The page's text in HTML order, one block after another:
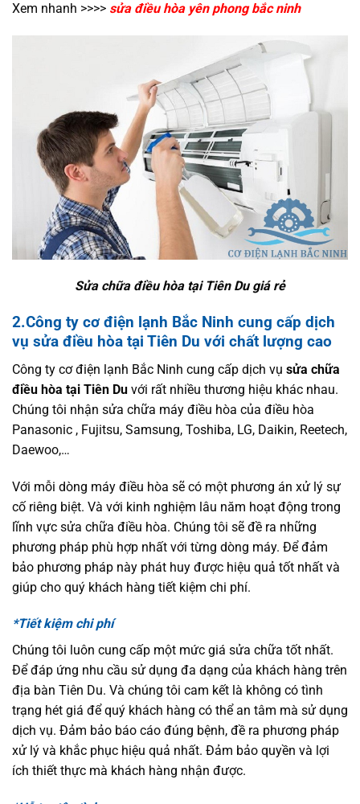
Xem nhanh >>>> sửa điều hòa yên phong bắc ninh
Sửa chữa điều hòa tại Tiên Du giá rẻ
2.Công ty cơ điện lạnh Bắc Ninh cung cấp dịch
vụ sửa điều hòa tại Tiên Du với chất lượng cao
Công ty cơ điện lạnh Bắc Ninh cung cấp dịch vụ sửa chữa
điều hòa tại Tiên Du với rất nhiều thương hiệu khác nhau.
Chúng tôi nhận sửa chữa máy điều hòa của điều hòa
Panasonic , Fujitsu, Samsung, Toshiba, LG, Daikin, Reetech,
Daewoo,…
Với mỗi dòng máy điều hòa sẽ có một phương án xử lý sự
cố riêng biệt. Và với kinh nghiệm lâu năm hoạt động trong
lĩnh vực sửa chữa điều hòa. Chúng tôi sẽ đề ra những
phương pháp phù hợp nhất với từng dòng máy. Để đảm
bảo phương pháp này phát huy được hiệu quả tốt nhất và
giúp cho quý khách hàng tiết kiệm chi phí.
*Tiết kiệm chi phí
Chúng tôi luôn cung cấp một mức giá sửa chữa tốt nhất.
Để đáp ứng nhu cầu sử dụng đa dạng của khách hàng trên
địa bàn Tiên Du. Và chúng tôi cam kết là không có tình
trạng hét giá để quý khách hàng có thể an tâm mà sử dụng
dịch vụ. Đảm bảo báo cáo đúng bệnh, đề ra phương pháp
xử lý và khắc phục hiệu quả nhất. Đảm bảo quyền và lợi
ích thiết thực mà khách hàng nhận được.